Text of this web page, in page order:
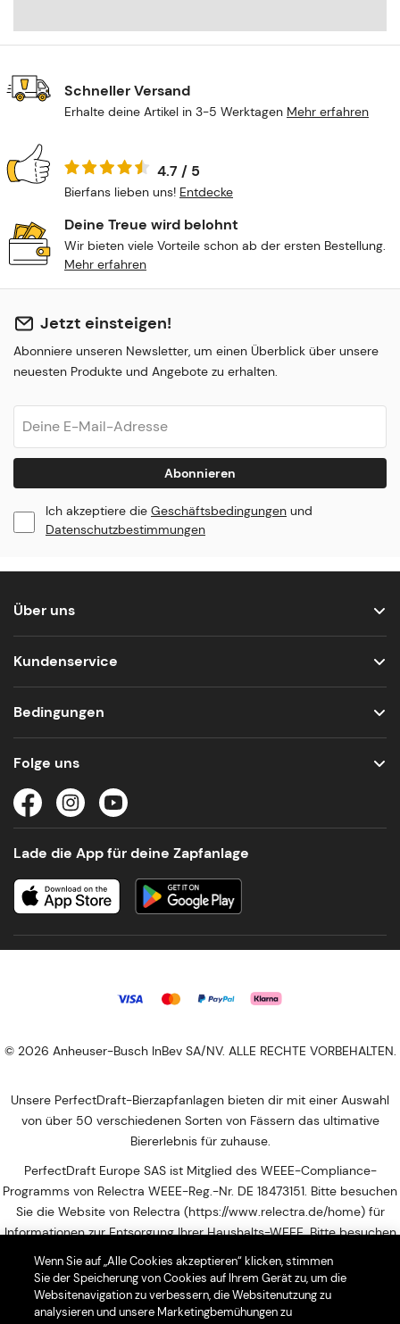
Schneller Versand
Erhalte deine Artikel in 3-5 Werktagen Mehr erfahren
4.7 / 5
Bierfans lieben uns! Entdecke
Deine Treue wird belohnt
Wir bieten viele Vorteile schon ab der ersten Bestellung.
Mehr erfahren
Jetzt einsteigen!
Abonniere unseren Newsletter, um einen Überblick über unsere
neuesten Produkte und Angebote zu erhalten.
Abonnieren
Ich akzeptiere die Geschäftsbedingungen und
Datenschutzbestimmungen
Über uns
Kundenservice
Bedingungen
Folge uns
Lade die App für deine Zapfanlage
© 2026 Anheuser-Busch InBev SA/NV. ALLE RECHTE VORBEHALTEN.
Unsere PerfectDraft-Bierzapfanlagen bieten dir mit einer Auswahl
von über 50 verschiedenen Sorten von Fässern das ultimative
Biererlebnis für zuhause.
PerfectDraft Europe SAS ist Mitglied des WEEE-Compliance-
Programms von Relectra WEEE-Reg.-Nr. DE 18473151. Bitte besuchen
Sie die Website von Relectra (https://www.relectra.de/home) für
Informationen zur Entsorgung Ihrer Haushalts-WEEE. Bitte besuchen
Sie diese Website, um die nächstgelegene Abgabestelle für Ihren
Elektroschrott zu finden: https://entsorgungsstellen.e-schrott-
entsorgen.org
Wenn Sie auf „Alle Cookies akzeptieren“ klicken, stimmen
Sie der Speicherung von Cookies auf Ihrem Gerät zu, um die
Websitenavigation zu verbessern, die Websitenutzung zu
analysieren und unsere Marketingbemühungen zu